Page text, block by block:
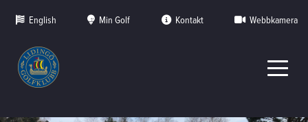
English Min Golf Kontakt Webbkamera